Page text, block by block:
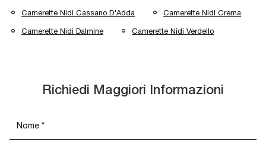
Camerette Nidi Cassano D'Adda Camerette Nidi Crema
Camerette Nidi Dalmine Camerette Nidi Verdello
Richiedi Maggiori Informazioni